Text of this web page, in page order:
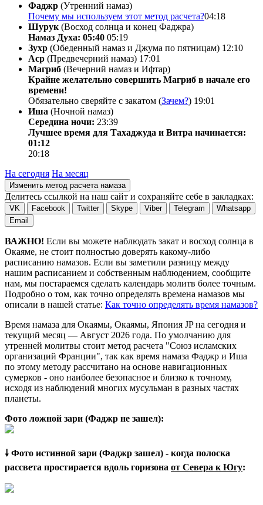
Фаджр (Утренний намаз)
Почему мы используем этот метод расчета?04:18
Шурук (Восход солнца и конец Фаджра)
Намаз Духа: 05:40 05:19
Зухр (Обеденный намаз и Джума по пятницам) 12:10
Аср (Предвечерний намаз) 17:01
Магриб (Вечерний намаз и Ифтар)
Крайне желательно совершить Магриб в начале его
времени!
Обязательно сверяйте с закатом (Зачем?) 19:01
Иша (Ночной намаз)
Середина ночи: 23:39
Лучшее время для Тахаджуда и Витра начинается:
01:12
20:18
На сегодня На месяц
Изменить метод расчета намаза
Делитесь ссылкой на наш сайт и сохраняйте себе в закладках:
VK Facebook Twitter Skype Viber Telegram
Whatsapp
Email
ВАЖНО! Если вы можете наблюдать закат и восход солнца в
Окаяме, не стоит полностью доверять какому-либо
расписанию намазов. Если вы заметили разницу между
нашим расписанием и собственным наблюдением, сообщите
нам, мы постараемся сделать календарь молитв более точным.
Подробно о том, как точно определять времена намазов мы
описали в нашей статье: Как точно определять время намазов?
Время намаза для Окаямы, Окаямы, Япония JPна сегодня и
текущий месяц — Август 2026 года. По умолчанию для
утренней молитвы стоит метод расчета "Союз исламских
организаций Франции", так как время намаза Фаджр и Иша
по этому методу рассчитано на основе навигационных
сумерков - оно наиболее безопасное и близко к точному,
исходя из наблюдений многих мусульман в разных частях
планеты.
Фото ложной зари (Фаджр не зашел):
🠗 Фото истинной зари (Фаджр зашел) - когда полоска
рассвета простирается вдоль горизона от Севера к Югу: